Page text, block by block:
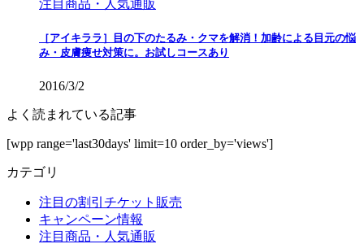
注目商品・人気通販
［アイキララ］目の下のたるみ・クマを解消！加齢による目元の悩
み・皮膚痩せ対策に。お試しコースあり
2016/3/2
よく読まれている記事
[wpp range='last30days' limit=10 order_by='views']
カテゴリ
注目の割引チケット販売
キャンペーン情報
注目商品・人気通販